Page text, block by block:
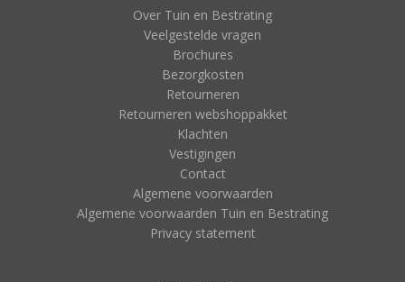
Over Tuin en Bestrating
Veelgestelde vragen
Brochures
Bezorgkosten
Retourneren
Retourneren webshoppakket
Klachten
Vestigingen
Contact
Algemene voorwaarden
Algemene voorwaarden Tuin en Bestrating
Privacy statement